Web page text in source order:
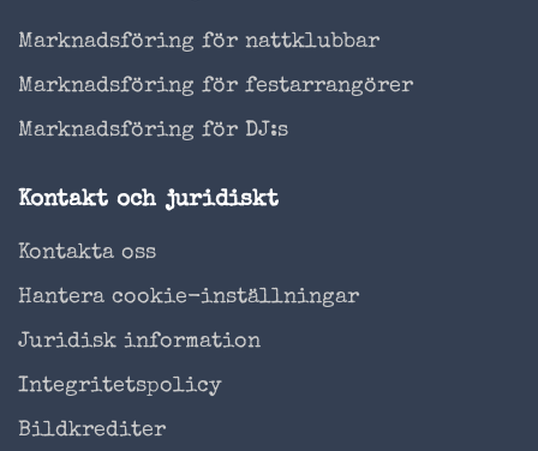
Marknadsföring för nattklubbar
Marknadsföring för festarrangörer
Marknadsföring för DJ:s
Kontakt och juridiskt
Kontakta oss
Hantera cookie-inställningar
Juridisk information
Integritetspolicy
Bildkrediter